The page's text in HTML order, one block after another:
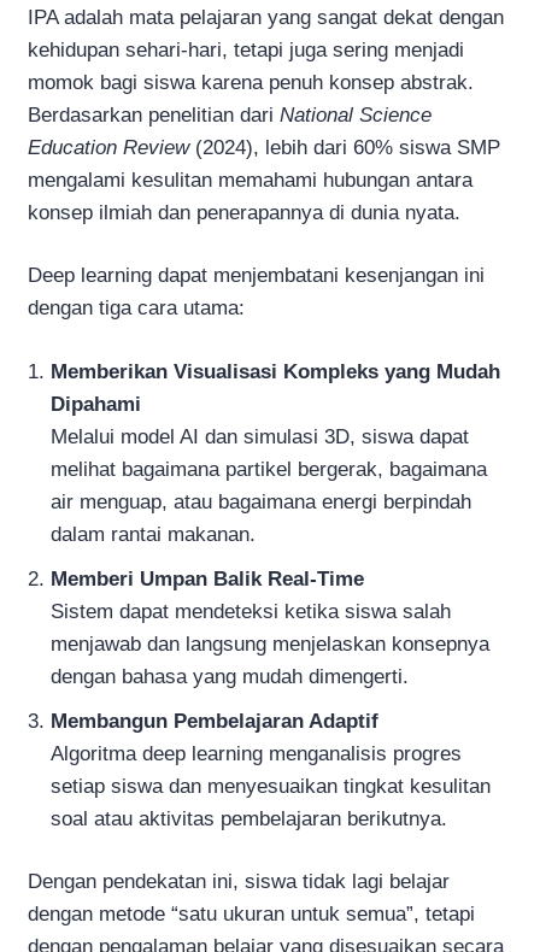
IPA adalah mata pelajaran yang sangat dekat dengan
kehidupan sehari-hari, tetapi juga sering menjadi
momok bagi siswa karena penuh konsep abstrak.
Berdasarkan penelitian dari National Science
Education Review(2024), lebih dari 60% siswa SMP
mengalami kesulitan memahami hubungan antara
konsep ilmiah dan penerapannya di dunia nyata.
Deep learning dapat menjembatani kesenjangan ini
dengan tiga cara utama:
Memberikan Visualisasi Kompleks yang Mudah
Dipahami
Melalui model AI dan simulasi 3D, siswa dapat
melihat bagaimana partikel bergerak, bagaimana
air menguap, atau bagaimana energi berpindah
dalam rantai makanan.
Memberi Umpan Balik Real-Time
Sistem dapat mendeteksi ketika siswa salah
menjawab dan langsung menjelaskan konsepnya
dengan bahasa yang mudah dimengerti.
Membangun Pembelajaran Adaptif
Algoritma deep learning menganalisis progres
setiap siswa dan menyesuaikan tingkat kesulitan
soal atau aktivitas pembelajaran berikutnya.
Dengan pendekatan ini, siswa tidak lagi belajar
dengan metode “satu ukuran untuk semua”, tetapi
dengan pengalaman belajar yang disesuaikan secara